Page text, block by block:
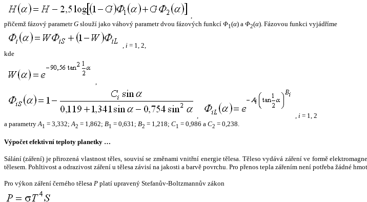
,
přičemž fázový parametrG slouží jako váhový parametr dvou fázových funkcí Φ1(α) a Φ2(α). Fázovou funkci vyjádříme
, i = 1, 2,
kde
,
, , i = 1, 2
a parametryA1 = 3,332;A2 = 1,862; B1 = 0,631; B2 = 1,218; C1 = 0,986 a C2 = 0,238.
Výpočet efektivní teploty planetky …
Sálání (záření) je přirozená vlastnost těles, souvisí se změnami vnitřní energie tělesa. Těleso vydává záření ve formě
tělesem. Pohltivost a odrazivost záření u tělesa závisí na jakosti a barvě povrchu. Pro přenos tepla zářením není potřeba žádné
Pro výkon záření černého tělesa P platí upravený Stefanův-Boltzmannův zákon